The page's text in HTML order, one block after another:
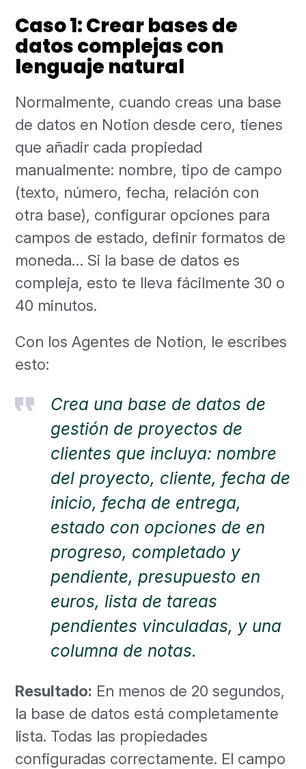
Caso 1: Crear bases de
datos complejas con
lenguaje natural
Normalmente, cuando creas una base
de datos en Notion desde cero, tienes
que añadir cada propiedad
manualmente: nombre, tipo de campo
(texto, número, fecha, relación con
otra base), configurar opciones para
campos de estado, definir formatos de
moneda… Si la base de datos es
compleja, esto te lleva fácilmente 30 o
40 minutos.
Con los Agentes de Notion, le escribes
esto:
Crea una base de datos de
gestión de proyectos de
clientes que incluya: nombre
del proyecto, cliente, fecha de
inicio, fecha de entrega,
estado con opciones de en
progreso, completado y
pendiente, presupuesto en
euros, lista de tareas
pendientes vinculadas, y una
columna de notas.
Resultado: En menos de 20 segundos,
la base de datos está completamente
lista. Todas las propiedades
configuradas correctamente. El campo